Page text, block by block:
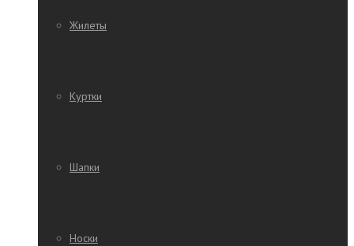
Жилеты
Куртки
Шапки
Носки